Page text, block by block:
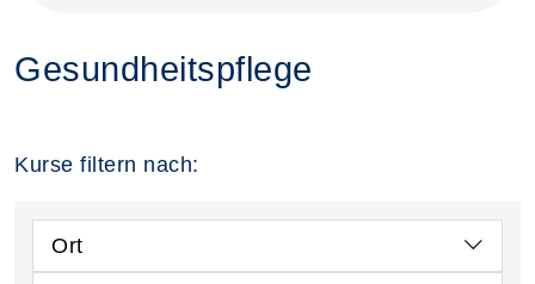
Gesundheitspflege
Kurse filtern nach:
Ort